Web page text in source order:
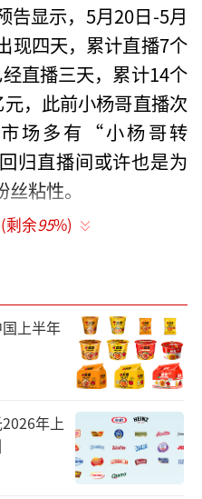
告显示，5月20日-5月
现四天，累计直播7个
直播三天，累计14个
，此前小杨哥直播次
场多有“小杨哥转
归直播间或许也是为
粘性。
剩余95%)
上半年
年上